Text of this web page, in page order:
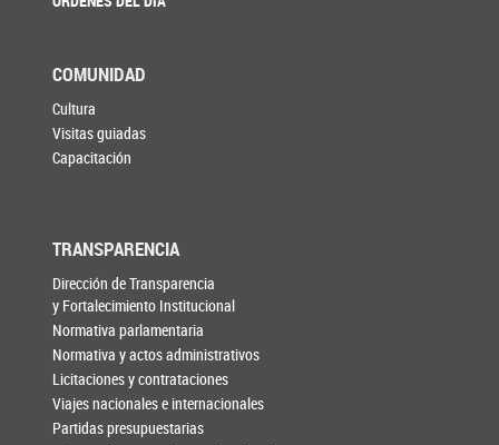
COMUNIDAD
Cultura
Visitas guiadas
Capacitación
TRANSPARENCIA
Dirección de Transparencia
y Fortalecimiento Institucional
Normativa parlamentaria
Normativa y actos administrativos
Licitaciones y contrataciones
Viajes nacionales e internacionales
Partidas presupuestarias